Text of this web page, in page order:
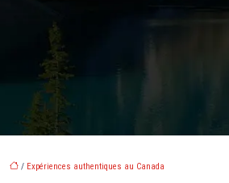
/ Expériences authentiques au Canada